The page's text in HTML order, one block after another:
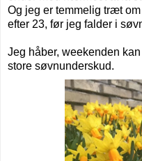
Og jeg er temmelig træt
efter 23, før jeg falder i
Jeg håber, weekenden
store søvnunderskud.